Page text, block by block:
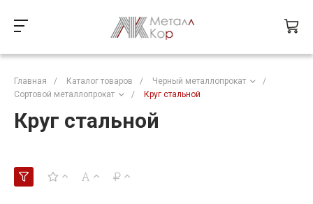
Главная / Каталог товаров / Черный металлопрокат
/
Сортовой металлопрокат
/ Круг стальной
Круг стальной